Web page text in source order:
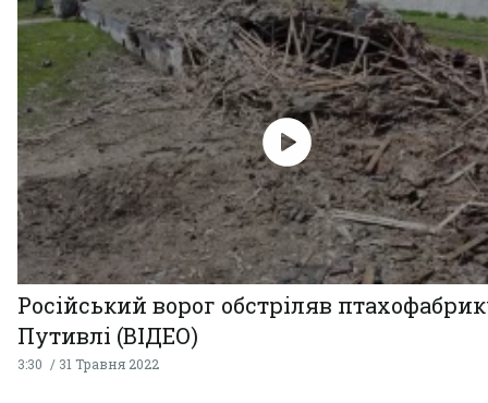
Російський ворог обстріляв
Путивлі (ВІДЕО)
3:30 31 Травня 2022